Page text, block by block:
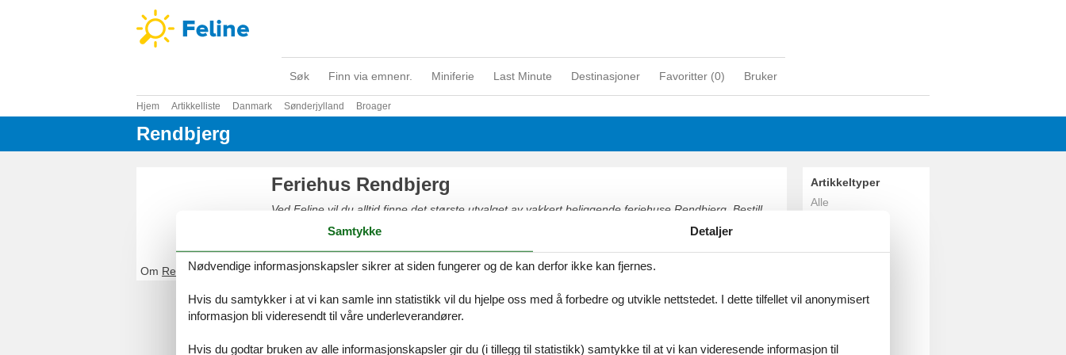
Søk Finn via emnenr. Miniferie Last Minute Destinasjoner Favoritter (0) Bruker
Hjem Artikkelliste Danmark Sønderjylland Broager
Rendbjerg
Feriehus Rendbjerg
Ved Feline vil du alltid finne det største utvalget av vakkert beliggende feriehuse Rendbjerg. Bestill
enkelt og sikkert på nettet eller kontakt oss, hvis du har spørsmål.
Om Rendbjerg
Artikkeltyper
Alle
Danmark
Rendbjerg
Samtykke Detaljer
Nødvendige informasjonskapsler sikrer at siden fungerer og de kan derfor ikke kan fjernes.
Hvis du samtykker i at vi kan samle inn statistikk vil du hjelpe oss med å forbedre og utvikle nettstedet. I dette tilfellet vil anonymisert
informasjon bli videresendt til våre underleverandører.
Hvis du godtar bruken av alle informasjonskapsler gir du (i tillegg til statistikk) samtykke til at vi kan videresende informasjon til